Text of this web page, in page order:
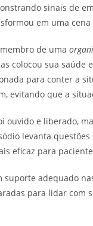
sinais de
em uma cena
de uma
colocou sua
para conter a
evitando que a
ouvido e liberado,
levanta
eficaz para
adequado
para lidar com